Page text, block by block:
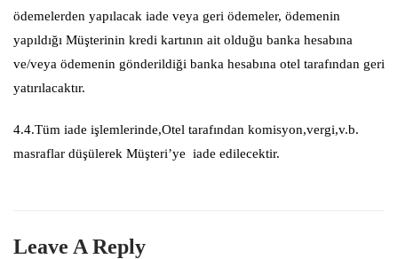
ödemelerden yapılacak iade veya geri ödemeler, ödemenin
yapıldığı Müşterinin kredi kartının ait olduğu banka hesabına
ve/veya ödemenin gönderildiği banka hesabına otel tarafından geri
yatırılacaktır.
4.4.Tüm iade işlemlerinde,Otel tarafından komisyon,vergi,v.b.
masraflar düşülerek Müşteri’ye iade edilecektir.
Leave A Reply